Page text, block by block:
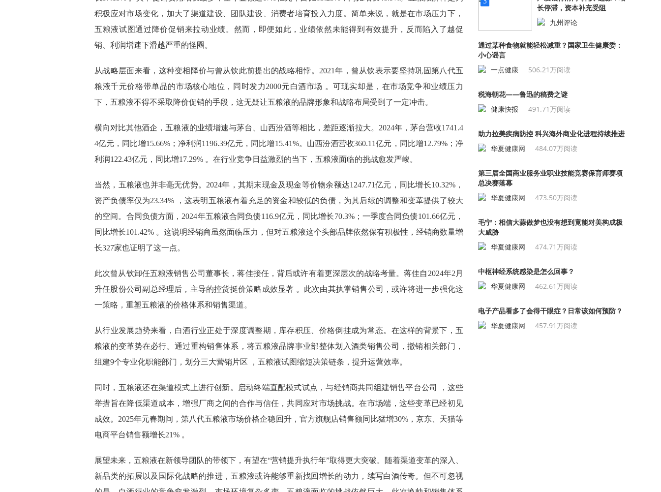
积极应对市场变化，加大了渠道建设、团队建设、消费者培育投入力度。简单来说，就是在市场压力下，
五粮液试图通过降价促销来拉动业绩。然而，即便如此，业绩依然未能得到有效提升，反而陷入了越促
销、利润增速下滑越严重的怪圈。
从战略层面来看，这种变相降价与曾从钦此前提出的战略相悖。2021年，曾从钦表示要坚持巩固第八代五
粮液千元价格带单品的市场核心地位，同时发力2000元白酒市场 。可现实却是，在市场竞争和业绩压力
下，五粮液不得不采取降价促销的手段，这无疑让五粮液的品牌形象和战略布局受到了一定冲击。
横向对比其他酒企，五粮液的业绩增速与茅台、山西汾酒等相比，差距逐渐拉大。2024年，茅台营收1741.4
4亿元，同比增15.66%；净利润1196.39亿元，同比增15.41%。山西汾酒营收360.11亿元，同比增12.79%；净
利润122.43亿元，同比增17.29% 。在行业竞争日益激烈的当下，五粮液面临的挑战愈发严峻。
当然，五粮液也并非毫无优势。2024年，其期末现金及现金等价物余额达1247.71亿元，同比增长10.32%，
资产负债率仅为23.34% ，这表明五粮液有着充足的资金和较低的负债，为其后续的调整和变革提供了较大
的空间。合同负债方面，2024年五粮液合同负债116.9亿元，同比增长70.3%；一季度合同负债101.66亿元，
同比增长101.42% 。这说明经销商虽然面临压力，但对五粮液这个头部品牌依然保有积极性，经销商数量增
长327家也证明了这一点。
此次曾从钦卸任五粮液销售公司董事长，蒋佳接任，背后或许有着更深层次的战略考量。蒋佳自2024年2月
升任股份公司副总经理后，主导的控货挺价策略成效显著 。此次由其执掌销售公司，或许将进一步强化这
一策略，重塑五粮液的价格体系和销售渠道。
从行业发展趋势来看，白酒行业正处于深度调整期，库存积压、价格倒挂成为常态。在这样的背景下，五
粮液的变革势在必行。通过重构销售体系，将五粮液品牌事业部整体划入酒类销售公司，撤销相关部门，
组建9个专业化职能部门，划分三大营销片区 ，五粮液试图缩短决策链条，提升运营效率。
同时，五粮液还在渠道模式上进行创新。启动终端直配模式试点，与经销商共同组建销售平台公司 ，这些
举措旨在降低渠道成本，增强厂商之间的合作与信任，共同应对市场挑战。在市场端，这些变革已经初见
成效。2025年元春期间，第八代五粮液市场价格企稳回升，官方旗舰店销售额同比猛增30%，京东、天猫等
电商平台销售额增长21% 。
展望未来，五粮液在新领导团队的带领下，有望在“营销提升执行年”取得更大突破。随着渠道变革的深入、
新品类的拓展以及国际化战略的推进，五粮液或许能够重新找回增长的动力，续写白酒传奇。但不可忽视
长停滞，资本补充受阻
九州评论
通过某种食物就能轻松减重？国家卫生健康委：
小心谣言
一点健康
506.21万阅读
税海朝花——鲁迅的稿费之谜
健康快报
491.71万阅读
助力拉美疾病防控 科兴海外商业化进程持续推进
华夏健康网
484.07万阅读
第三届全国商业服务业职业技能竞赛保育师赛项
总决赛落幕
华夏健康网
473.50万阅读
毛宁：相信大蒜做梦也没有想到竟能对美构成极
大威胁
华夏健康网
474.71万阅读
中枢神经系统感染是怎么回事？
华夏健康网
462.61万阅读
电子产品看多了会得干眼症？日常该如何预防？
华夏健康网
457.91万阅读